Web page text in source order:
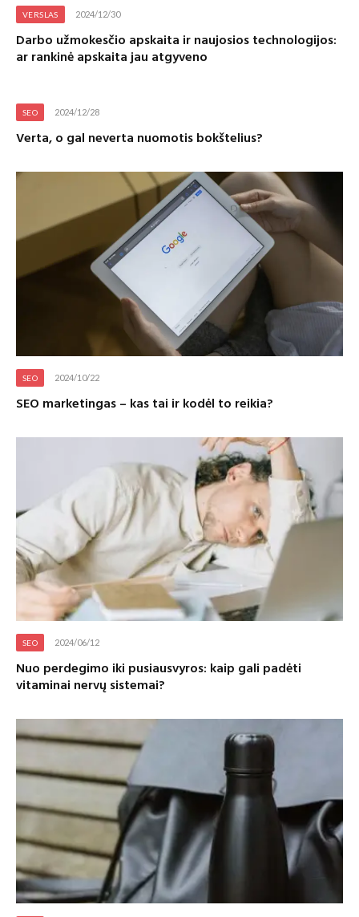
VERSLAS 2024/12/30
Darbo užmokesčio apskaita ir naujosios technologijos:
ar rankinė apskaita jau atgyveno
SEO 2024/12/28
Verta, o gal neverta nuomotis bokštelius?
SEO 2024/10/22
SEO marketingas – kas tai ir kodėl to reikia?
SEO 2024/06/12
Nuo perdegimo iki pusiausvyros: kaip gali padėti
vitaminai nervų sistemai?